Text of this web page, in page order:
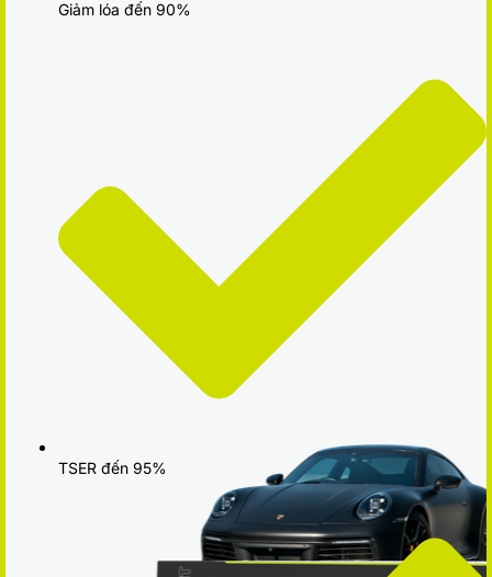
Giảm lóa đến 90%
TSER đến 95%